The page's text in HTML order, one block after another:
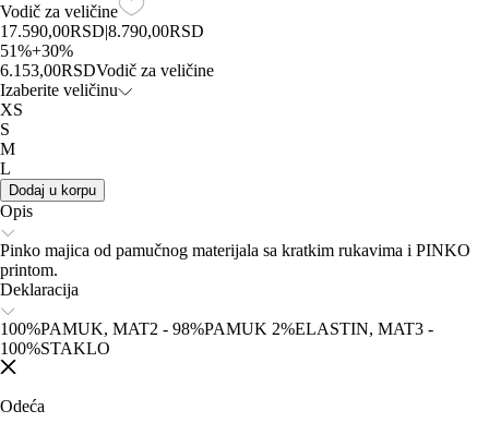
Vodič za veličine
17.590,00RSD|8.790,00RSD
51%+30%
6.153,00RSDVodič za veličine
Izaberite veličinu
XS
S
M
L
Dodaj u korpu
Opis
Pinko majica od pamučnog materijala sa kratkim rukavima i PINKO
printom.
Deklaracija
100%PAMUK, MAT2 - 98%PAMUK 2%ELASTIN, MAT3 -
100%STAKLO
Odeća